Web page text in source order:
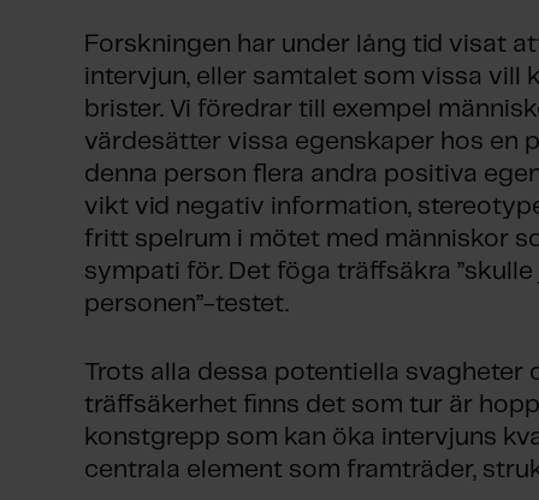
Forskningen har under lång tid visat
intervjun, eller samtalet som vissa vill
brister. Vi föredrar till exempel
värdesätter vissa egenskaper hos en
denna person flera andra positiva
vikt vid negativ information,
fritt spelrum i mötet med människor
sympati för. Det föga träffsäkra
personen”-testet.
Trots alla dessa potentiella
träffsäkerhet finns det som tur är
konstgrepp som kan öka intervjuns
centrala element som framträder,